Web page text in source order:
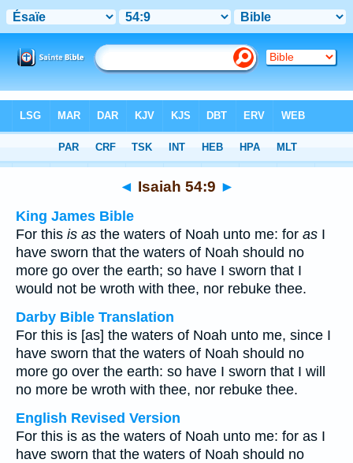
> Isaiah 54:9
◄ Isaiah 54:9 ►
King James Bible
For this is as the waters of Noah unto me: for as I
have sworn that the waters of Noah should no
more go over the earth; so have I sworn that I
would not be wroth with thee, nor rebuke thee.
Darby Bible Translation
For this is [as] the waters of Noah unto me, since I
have sworn that the waters of Noah should no
more go over the earth: so have I sworn that I will
no more be wroth with thee, nor rebuke thee.
English Revised Version
For this is as the waters of Noah unto me: for as I
have sworn that the waters of Noah should no